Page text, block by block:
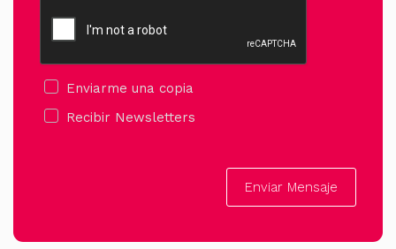
Enviarme una copia
Recibir Newsletters
Enviar Mensaje